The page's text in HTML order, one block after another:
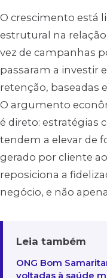
O crescimento está
estrutural na
vez de campanhas
passaram a investir
retenção, baseadas
O argumento
é direto: estratégias
tendem a elevar de
gerado por cliente
reposiciona a
negócio, e não
Leia também
ONG Bom
voltadas à saúde